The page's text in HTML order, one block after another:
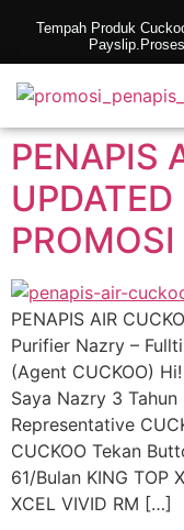
Tempah Produk
PENAPIS
PENAPIS AIR
Purifier Nazry –
(Agent CUCKOO)
Saya Nazry 3
Representative
CUCKOO Tekan
61/Bulan KING TOP
XCEL VIVID RM […]